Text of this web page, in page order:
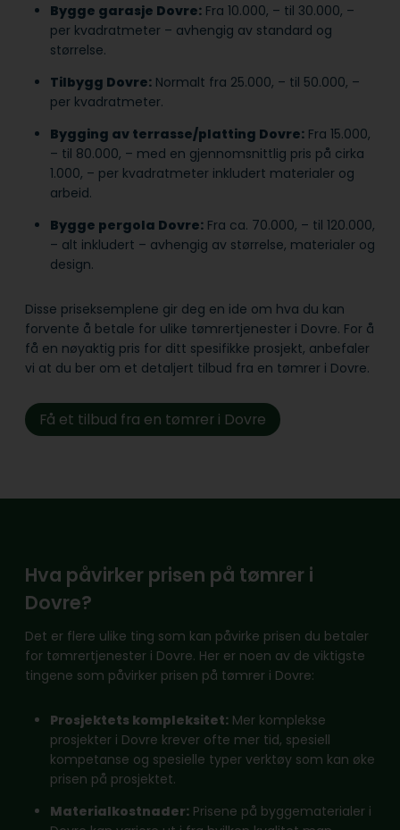
Bygge garasje Dovre: Fra 10.000, – til 30.000, –
per kvadratmeter – avhengig av standard og
størrelse.
Tilbygg Dovre: Normalt fra 25.000, – til 50.000, –
per kvadratmeter.
Bygging av terrasse/platting Dovre: Fra 15.000,
– til 80.000, – med en gjennomsnittlig pris på cirka
1.000, – per kvadratmeter inkludert materialer og
arbeid.
Bygge pergola Dovre: Fra ca. 70.000, – til 120.000,
– alt inkludert – avhengig av størrelse, materialer og
design.
Disse priseksemplene gir deg en ide om hva du kan
forvente å betale for ulike tømrertjenester i Dovre. For å
få en nøyaktig pris for ditt spesifikke prosjekt, anbefaler
vi at du ber om et detaljert tilbud fra en tømrer i Dovre.
Få et tilbud fra en tømrer i Dovre
Hva påvirker prisen på tømrer i
Dovre?
Det er flere ulike ting som kan påvirke prisen du betaler
for tømrertjenester i Dovre. Her er noen av de viktigste
tingene som påvirker prisen på tømrer i Dovre:
Prosjektets kompleksitet: Mer komplekse
prosjekter i Dovre krever ofte mer tid, spesiell
kompetanse og spesielle typer verktøy som kan øke
prisen på prosjektet.
Materialkostnader: Prisene på byggematerialer i